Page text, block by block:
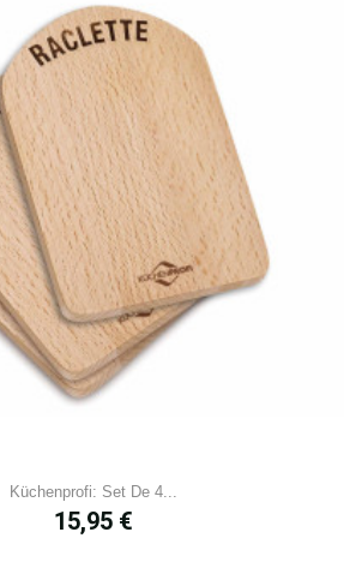
Küchenprofi: Set De 4...
Prix
15,95 €